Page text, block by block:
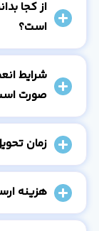
از کجا
است؟
شرایط
صورت
زمان
هزینه